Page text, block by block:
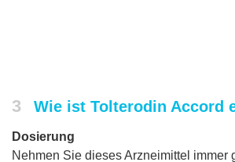
3 Wie ist Tolterodin Accord
Dosierung
Nehmen Sie dieses Arzneimittel immer